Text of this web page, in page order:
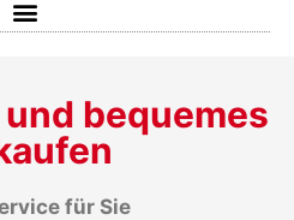
bequemes
für Sie